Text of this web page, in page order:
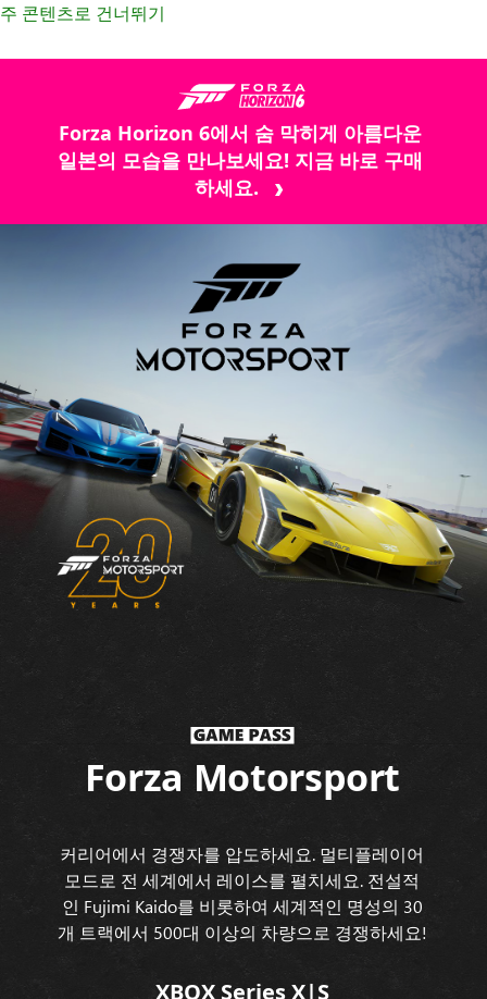
주 콘텐츠로 건너뛰기
Forza Horizon 6에서 숨 막히게 아름다운
일본의 모습을 만나보세요! 지금 바로 구매
하세요.
Forza Motorsport
커리어에서 경쟁자를 압도하세요. 멀티플레이어
모드로 전 세계에서 레이스를 펼치세요. 전설적
인 Fujimi Kaido를 비롯하여 세계적인 명성의 30
개 트랙에서 500대 이상의 차량으로 경쟁하세요!
XBOX Series X|S